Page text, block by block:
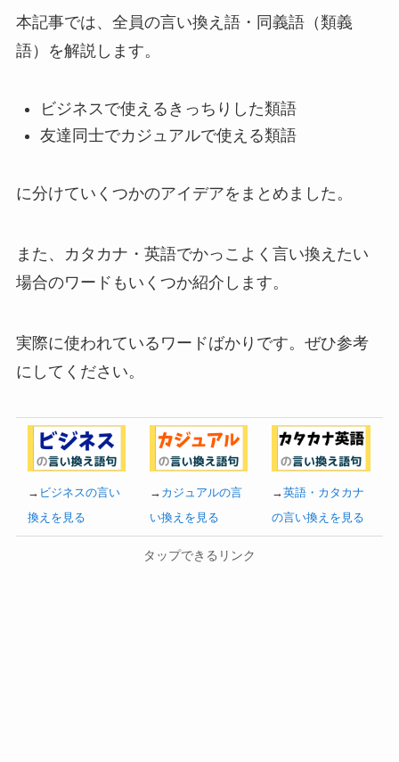
本記事では、全員の言い換え語・同義語（類義
語）を解説します。
ビジネスで使えるきっちりした類語
友達同士でカジュアルで使える類語
に分けていくつかのアイデアをまとめました。
また、カタカナ・英語でかっこよく言い換えたい
場合のワードもいくつか紹介します。
実際に使われているワードばかりです。ぜひ参考
にしてください。
→ ビジネスの言い
換えを見る
→ カジュアルの言
い換えを見る
→英語・カタカナ
の言い換えを見る
タップできるリンク